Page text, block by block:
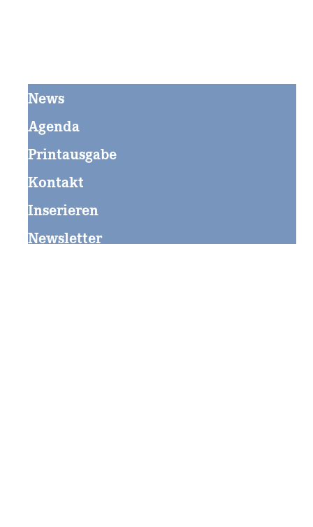
News
Agenda
Printausgabe
Kontakt
Inserieren
Newsletter